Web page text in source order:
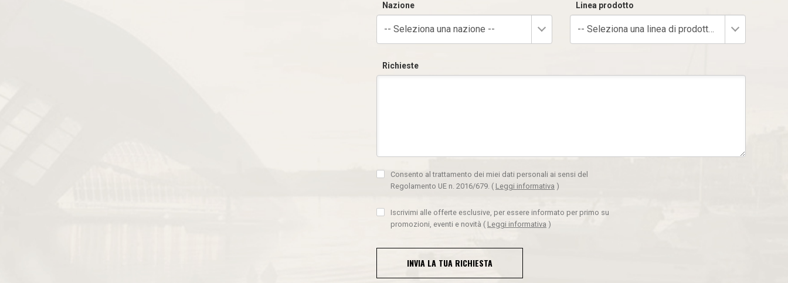
Nazione
-- Seleziona una nazione --
Linea prodotto
-- Seleziona una linea di prodotto --
Richieste
Consento al trattamento dei miei dati personali ai sensi del
Regolamento UE n. 2016/679. ( Leggi informativa )
Iscrivimi alle offerte esclusive, per essere informato per primo su
promozioni, eventi e novità ( Leggi informativa )
INVIA LA TUA RICHIESTA